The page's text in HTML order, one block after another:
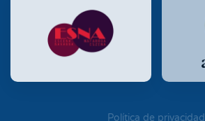
Política de privacidad